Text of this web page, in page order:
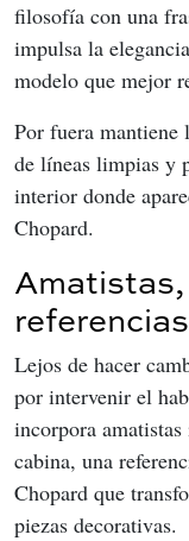
filosofía con una
impulsa la
modelo que mejor
Por fuera
de líneas limpias y
interior donde
Chopard.
Lejos de hacer
por intervenir el
incorpora
cabina, una
Chopard que
piezas decorativas.